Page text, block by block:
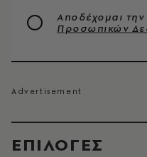
EΠΙΛΟΓΈΣ
Αποδέχομαι την
Προσωπικών